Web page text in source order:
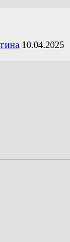
10.04.2025